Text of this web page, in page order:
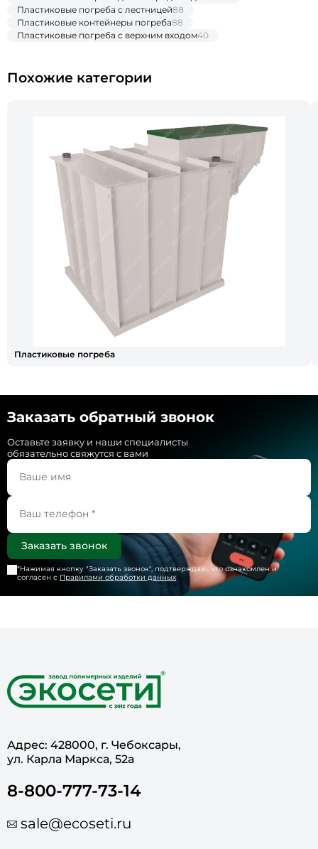
Пластиковые погреба с лестницей88
Пластиковые контейнеры погреба88
Пластиковые погреба с верхним входом40
Похожие категории
Пластиковые погреба
Заказать обратный звонок
Оставьте заявку и наши специалисты
обязательно свяжутся с вами
*Нажимая кнопку "Заказать звонок", подтверждаю, что ознакомлен и
согласен с Правилами обработки данных
Адрес: 428000, г. Чебоксары,
ул. Карла Маркса, 52а
8-800-777-73-14
sale@ecoseti.ru